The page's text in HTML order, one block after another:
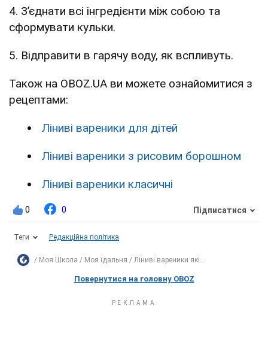
4. Зʼєднати всі інгредієнти між собою та
сформувати кульки.
5. Відправити в гарячу воду, як вспливуть.
Також на OBOZ.UA ви можете ознайомитися з
рецептами:
Ліниві вареники для дітей
Ліниві вареники з рисовим борошном
Ліниві вареники класичні
0 0 Підписатися
Теги Редакційна політика
Моя Школа Моя їдальня Ліниві вареники які...
Повернутися на головну OBOZ